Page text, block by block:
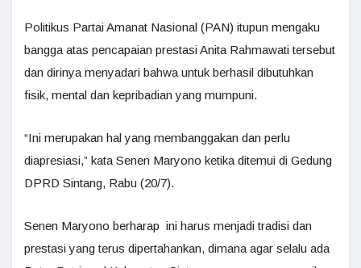
Politikus Partai Amanat Nasional (PAN) itupun mengaku
bangga atas pencapaian prestasi Anita Rahmawati tersebut
dan dirinya menyadari bahwa untuk berhasil dibutuhkan
fisik, mental dan kepribadian yang mumpuni.
“Ini merupakan hal yang membanggakan dan perlu
diapresiasi,” kata Senen Maryono ketika ditemui di Gedung
DPRD Sintang, Rabu (20/7).
Senen Maryono berharap ini harus menjadi tradisi dan
prestasi yang terus dipertahankan, dimana agar selalu ada